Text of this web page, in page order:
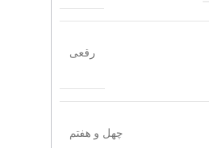
رقعی
چهل و هفتم